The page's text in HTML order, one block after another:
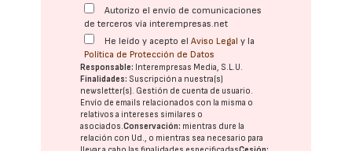
Autorizo el envío de comunicaciones
de terceros vía interempresas.net
He leído y acepto elAviso Legal y la
Política de Protección de Datos
Responsable: Interempresas Media, S.L.U.
Finalidades: Suscripción a nuestra(s)
newsletter(s). Gestión de cuenta de usuario.
Envío de emails relacionados con la misma o
relativos a intereses similares o
asociados.Conservación: mientras dure la
relación con Ud., o mientras sea necesario para